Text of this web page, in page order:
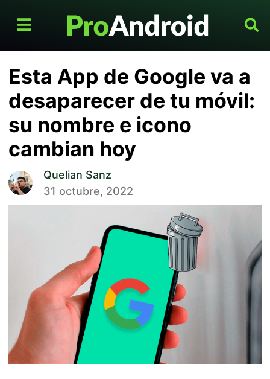
Esta App de Google va a
desaparecer de tu móvil:
su nombre e icono
cambian hoy
Quelian Sanz
31 octubre, 2022